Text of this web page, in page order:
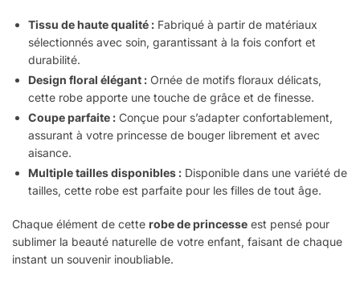
Tissu de haute qualité : Fabriqué à partir de matériaux
sélectionnés avec soin, garantissant à la fois confort et
durabilité.
Design floral élégant : Ornée de motifs floraux délicats,
cette robe apporte une touche de grâce et de finesse.
Coupe parfaite : Conçue pour s’adapter confortablement,
assurant à votre princesse de bouger librement et avec
aisance.
Multiple tailles disponibles : Disponible dans une variété de
tailles, cette robe est parfaite pour les filles de tout âge.
Chaque élément de cette robe de princesse est pensé pour
sublimer la beauté naturelle de votre enfant, faisant de chaque
instant un souvenir inoubliable.